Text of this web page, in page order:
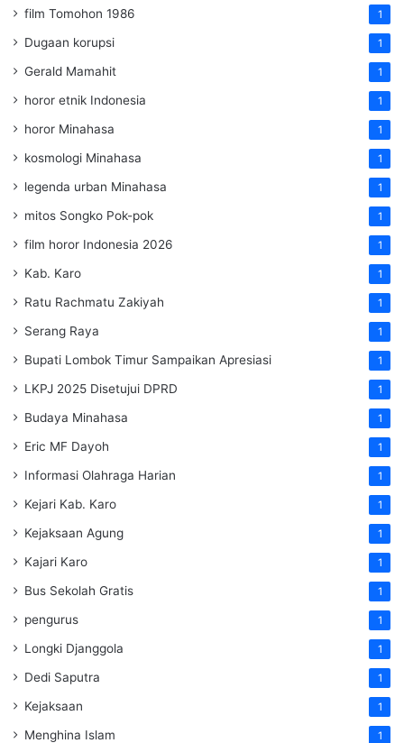
film Tomohon 1986 1
Dugaan korupsi 1
Gerald Mamahit 1
horor etnik Indonesia 1
horor Minahasa 1
kosmologi Minahasa 1
legenda urban Minahasa 1
mitos Songko Pok-pok 1
film horor Indonesia 2026 1
Kab. Karo 1
Ratu Rachmatu Zakiyah 1
Serang Raya 1
Bupati Lombok Timur Sampaikan Apresiasi 1
LKPJ 2025 Disetujui DPRD 1
Budaya Minahasa 1
Eric MF Dayoh 1
Informasi Olahraga Harian 1
Kejari Kab. Karo 1
Kejaksaan Agung 1
Kajari Karo 1
Bus Sekolah Gratis 1
pengurus 1
Longki Djanggola 1
Dedi Saputra 1
Kejaksaan 1
Menghina Islam 1